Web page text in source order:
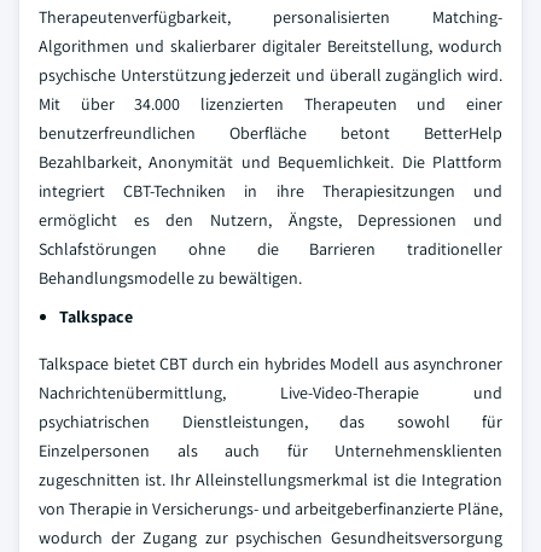
Therapeutenverfügbarkeit, personalisierten Matching-
Algorithmen und skalierbarer digitaler Bereitstellung, wodurch
psychische Unterstützung jederzeit und überall zugänglich wird.
Mit über 34.000 lizenzierten Therapeuten und einer
benutzerfreundlichen Oberfläche betont BetterHelp
Bezahlbarkeit, Anonymität und Bequemlichkeit. Die Plattform
integriert CBT-Techniken in ihre Therapiesitzungen und
ermöglicht es den Nutzern, Ängste, Depressionen und
Schlafstörungen ohne die Barrieren traditioneller
Behandlungsmodelle zu bewältigen.
Talkspace
Talkspace bietet CBT durch ein hybrides Modell aus asynchroner
Nachrichtenübermittlung, Live-Video-Therapie und
psychiatrischen Dienstleistungen, das sowohl für
Einzelpersonen als auch für Unternehmensklienten
zugeschnitten ist. Ihr Alleinstellungsmerkmal ist die Integration
von Therapie in Versicherungs- und arbeitgeberfinanzierte Pläne,
wodurch der Zugang zur psychischen Gesundheitsversorgung